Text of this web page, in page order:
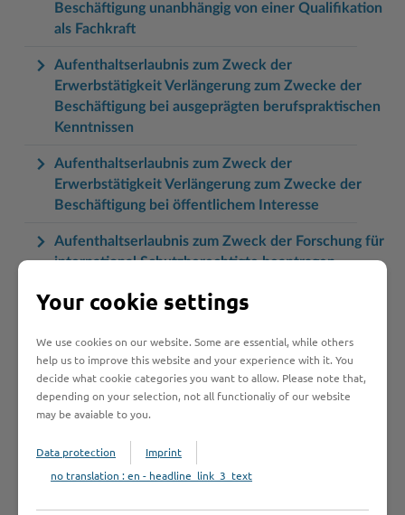
Beschäftigung unanbhängig von einer Qualifikation
als Fachkraft
Aufenthaltserlaubnis zum Zweck der
Erwerbstätigkeit Verlängerung zum Zwecke der
Beschäftigung bei ausgeprägten berufspraktischen
Kenntnissen
Aufenthaltserlaubnis zum Zweck der
Erwerbstätigkeit Verlängerung zum Zwecke der
Beschäftigung bei öffentlichem Interesse
Aufenthaltserlaubnis zum Zweck der Forschung für
international Schutzberechtigte beantragen
Aufenthaltserlaubnis zum Zweck der Forschung
Aufenthaltserlaubnis zum Zweck der selbständigen
Tätigkeit beantragen
Aufenthaltserlaubnis zum Zweck der
Aufenthaltserlaubnis zum Zwecke der schulischen
Your cookie settings
We use cookies on our website. Some are essential, while others
help us to improve this website and your experience with it. You
decide what cookie categories you want to allow. Please note that,
depending on your selection, not all functionaliy of our website
may be avaiable to you.
Data protection
Imprint
no translation : en - headline_link_3_text